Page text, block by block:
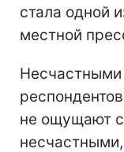
стала одной
местной
Несчастными
не ощущают
несчастными,